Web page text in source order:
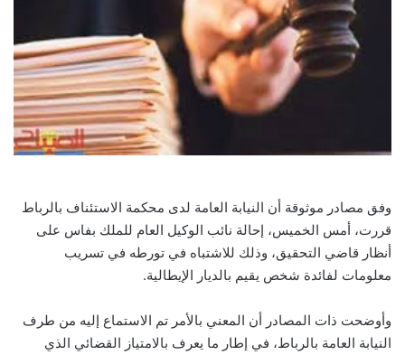
وفق مصادر موثوقة أن النيابة العامة لدى محكمة الاستئناف بالرباط
قررت، أمس الخميس، إحالة نائب الوكيل العام للملك بفاس على
أنظار قاضي التحقيق، وذلك للاشتباه في تورطه في تسريب
معلومات لفائدة شخص يقيم بالديار الإيطالية.
وأوضحت ذات المصادر أن المعني بالأمر تم الاستماع إليه من طرف
النيابة العامة بالرباط، في إطار ما يعرف بالامتياز القضائي الذي